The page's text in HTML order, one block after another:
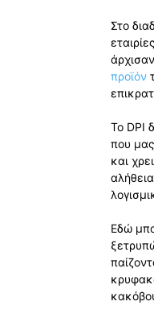
Στο
προϊόν
Το DPI
που
και
Εδώ